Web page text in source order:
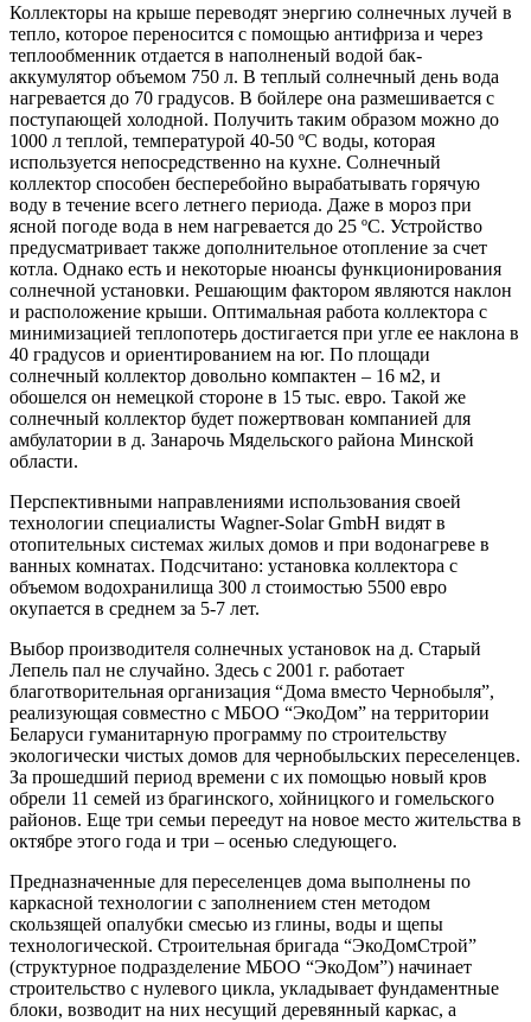
Коллекторы на крыше переводят энергию солнечных лучей в
тепло, которое переносится с помощью антифриза и через
теплообменник отдается в наполненый водой бак-
аккумулятор объемом 750 л. В теплый солнечный день вода
нагревается до 70 градусов. В бойлере она размешивается с
поступающей холодной. Получить таким образом можно до
1000 л теплой, температурой 40-50 ºС воды, которая
используется непосредственно на кухне. Солнечный
коллектор способен бесперебойно вырабатывать горячую
воду в течение всего летнего периода. Даже в мороз при
ясной погоде вода в нем нагревается до 25 ºС. Устройство
предусматривает также дополнительное отопление за счет
котла. Однако есть и некоторые нюансы функционирования
солнечной установки. Решающим фактором являются наклон
и расположение крыши. Оптимальная работа коллектора с
минимизацией теплопотерь достигается при угле ее наклона в
40 градусов и ориентированием на юг. По площади
солнечный коллектор довольно компактен – 16 м2, и
обошелся он немецкой стороне в 15 тыс. евро. Такой же
солнечный коллектор будет пожертвован компанией для
амбулатории в д. Занарочь Мядельского района Минской
области.
Перспективными направлениями использования своей
технологии специалисты Wagner-Solar GmbH видят в
отопительных системах жилых домов и при водонагреве в
ванных комнатах. Подсчитано: установка коллектора с
объемом водохранилища 300 л стоимостью 5500 евро
окупается в среднем за 5-7 лет.
Выбор производителя солнечных установок на д. Старый
Лепель пал не случайно. Здесь с 2001 г. работает
благотворительная организация “Дома вместо Чернобыля”,
реализующая совместно с МБОО “ЭкоДом” на территории
Беларуси гуманитарную программу по строительству
экологически чистых домов для чернобыльских переселенцев.
За прошедший период времени с их помощью новый кров
обрели 11 семей из брагинского, хойницкого и гомельского
районов. Еще три семьи переедут на новое место жительства в
октябре этого года и три – осенью следующего.
Предназначенные для переселенцев дома выполнены по
каркасной технологии с заполнением стен методом
скользящей опалубки смесью из глины, воды и щепы
технологической. Строительная бригада “ЭкоДомСтрой”
(структурное подразделение МБОО “ЭкоДом”) начинает
строительство с нулевого цикла, укладывает фундаментные
блоки, возводит на них несущий деревянный каркас, а